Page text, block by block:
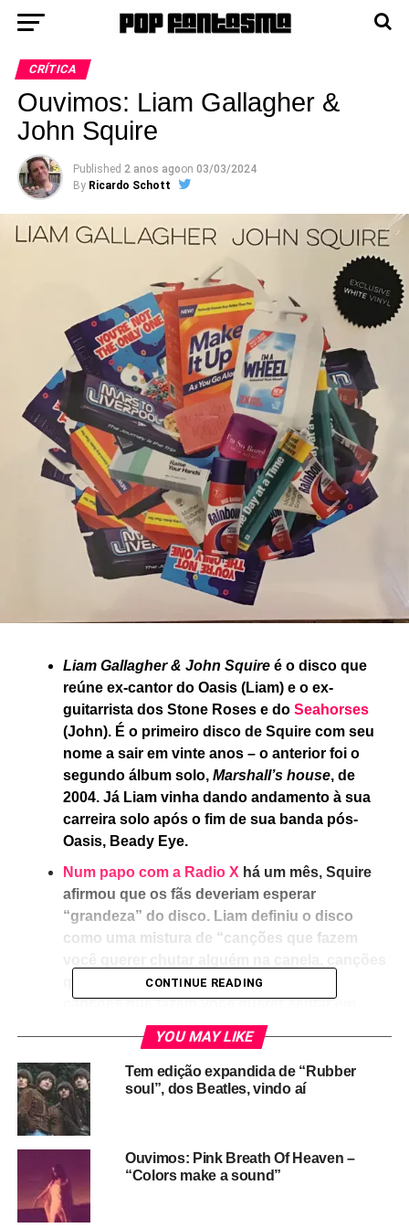
CRÍTICA
Ouvimos: Liam Gallagher &
John Squire
Published 2 anos agoon 03/03/2024
By Ricardo Schott
Liam Gallagher & John Squireé o disco que
reúne ex-cantor do Oasis (Liam) e o ex-
guitarrista dos Stone Roses e do Seahorses
(John). É o primeiro disco de Squire com seu
nome a sair em vinte anos – o anterior foi o
segundo álbum solo, Marshall’s house, de
2004. Já Liam vinha dando andamento à sua
carreira solo após o fim de sua banda pós-
Oasis, Beady Eye.
Num papo com a Radio X há um mês, Squire
afirmou que os fãs deveriam esperar
“grandeza” do disco. Liam definiu o disco
como uma mistura de “canções que fazem
que fazem você querer sair e festejar, e
canções que fazem você querer sentar em
casa, pensar em algo bom e chorar um pouco”.
One day at a timeé uma música boa para
atirar cadeiras pela janela num salloon do
velho oeste”, atalhou Squire.
Liam garantiu que na turnê do álbum não rola
dos dois. “Só material do disco e talvez umas
covers”, contou.
Como já dizia a velha piada de um humorista televisivo
CONTINUE READING
YOU MAY LIKE
Tem edição expandida de “Rubber
soul”, dos Beatles, vindo aí
Ouvimos: Pink Breath Of Heaven –
“Colors make a sound”